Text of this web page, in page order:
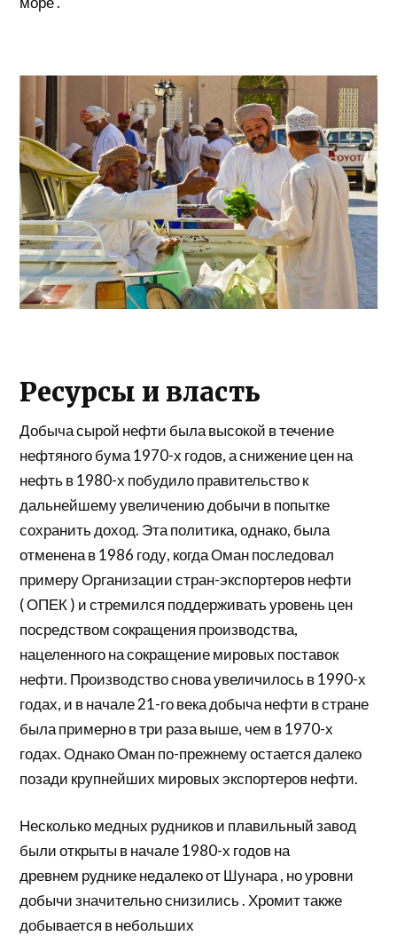
Ресурсы и власть
Добыча сырой нефти была высокой в ​​течение
нефтяного бума 1970-х годов, а снижение цен на
нефть в 1980-х побудило правительство к
дальнейшему увеличению добычи в попытке
сохранить доход. Эта политика, однако, была
отменена в 1986 году, когда Оман последовал
примеру Организации стран-экспортеров нефти
(ОПЕК) и стремился поддерживать уровень цен
посредством сокращения производства,
нацеленного на сокращение мировых поставок
нефти. Производство снова увеличилось в 1990-х
годах, и в начале 21-го века добыча нефти в стране
была примерно в три раза выше, чем в 1970-х
годах. Однако Оман по-прежнему остается далеко
позади крупнейших мировых экспортеров нефти.
Несколько медных рудников и плавильный завод
были открыты в начале 1980-х годов на
древнем рудникенедалеко от Шунара , но уровни
добычи значительно снизились . Хромит также
добывается в небольших